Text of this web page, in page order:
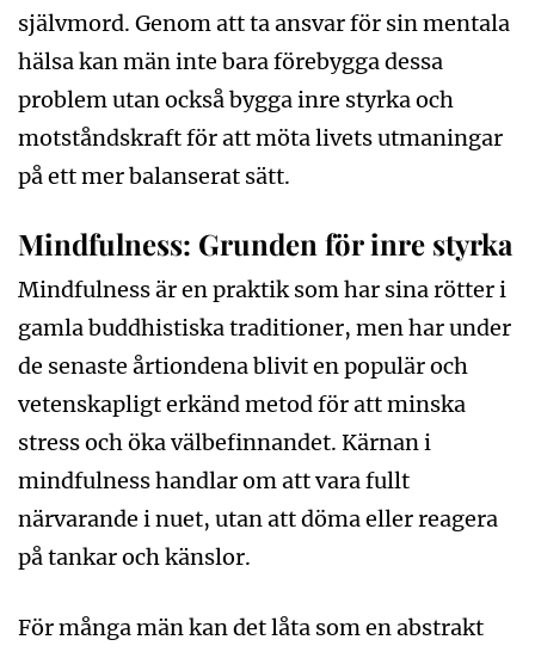
självmord. Genom att ta ansvar för sin mentala
hälsa kan män inte bara förebygga dessa
problem utan också bygga inre styrka och
motståndskraft för att möta livets utmaningar
på ett mer balanserat sätt.
Mindfulness: Grunden för inre styrka
Mindfulness är en praktik som har sina rötter i
gamla buddhistiska traditioner, men har under
de senaste årtiondena blivit en populär och
vetenskapligt erkänd metod för att minska
stress och öka välbefinnandet. Kärnan i
mindfulness handlar om att vara fullt
närvarande i nuet, utan att döma eller reagera
på tankar och känslor.
För många män kan det låta som en abstrakt